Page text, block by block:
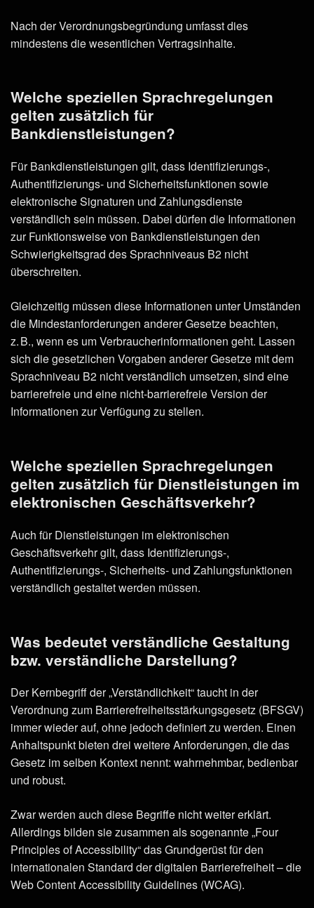
Nach der Verordnungsbegründung umfasst dies
mindestens die wesentlichen Vertragsinhalte.
Welche speziellen Sprachregelungen
gelten zusätzlich für
Bankdienstleistungen?
Für Bankdienstleistungen gilt, dass Identifizierungs-,
Authentifizierungs- und Sicherheitsfunktionen sowie
elektronische Signaturen und Zahlungsdienste
verständlich sein müssen. Dabei dürfen die Informationen
zur Funktionsweise von Bankdienstleistungen den
Schwierigkeitsgrad des Sprachniveaus B2 nicht
überschreiten.
Gleichzeitig müssen diese Informationen unter Umständen
die Mindestanforderungen anderer Gesetze beachten,
z. B., wenn es um Verbraucherinformationen geht. Lassen
sich die gesetzlichen Vorgaben anderer Gesetze mit dem
Sprachniveau B2 nicht verständlich umsetzen, sind eine
barrierefreie und eine nicht-barrierefreie Version der
Informationen zur Verfügung zu stellen.
Welche speziellen Sprachregelungen
gelten zusätzlich für Dienstleistungen im
elektronischen Geschäftsverkehr?
Auch für Dienstleistungen im elektronischen
Geschäftsverkehr gilt, dass Identifizierungs-,
Authentifizierungs-, Sicherheits- und Zahlungsfunktionen
verständlich gestaltet werden müssen.
Was bedeutet verständliche Gestaltung
bzw. verständliche Darstellung?
Der Kernbegriff der „Verständlichkeit“ taucht in der
Verordnung zum Barrierefreiheitsstärkungsgesetz (BFSGV)
immer wieder auf, ohne jedoch definiert zu werden. Einen
Anhaltspunkt bieten drei weitere Anforderungen, die das
Gesetz im selben Kontext nennt: wahrnehmbar, bedienbar
und robust.
Zwar werden auch diese Begriffe nicht weiter erklärt.
Allerdings bilden sie zusammen als sogenannte „Four
Principles of Accessibility“ das Grundgerüst für den
internationalen Standard der digitalen Barrierefreiheit – die
Web Content Accessibility Guidelines (WCAG).